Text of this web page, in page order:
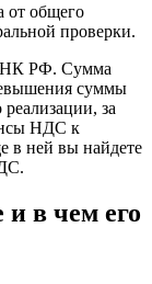
от общего
проверки.
НК РФ. Сумма
суммы
за
НДС к
в ней вы найдете
в чем его